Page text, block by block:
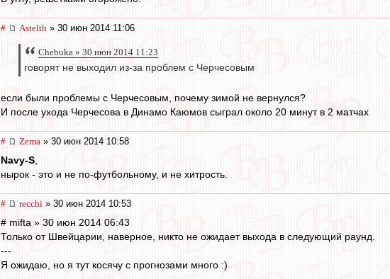
# Astelth » 30 июн 2014 11:06
Chebuka » 30 июн 2014 11:23
говорят не выходил из-за проблем с Черчесовым
если были проблемы с Черчесовым, почему зимой не вернулся?
И после ухода Черчесова в Динамо Каюмов сыграл около 20 минут в 2 матчах
# Zema » 30 июн 2014 10:58
Navy-S
нырок - это и не по-футбольному, и не хитрость.
# recchi » 30 июн 2014 10:53
# mifta » 30 июн 2014 06:43
Только от Швейцарии, наверное, никто не ожидает выхода в следующий раунд.
---
Я ожидаю, но я тут косячу с прогнозами много :)